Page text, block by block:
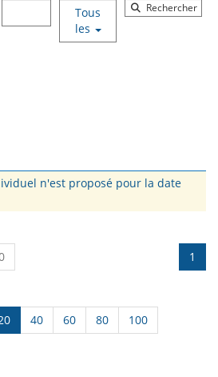
Tous
les
Rechercher
n'est proposé pour la date
1
40 60 80 100